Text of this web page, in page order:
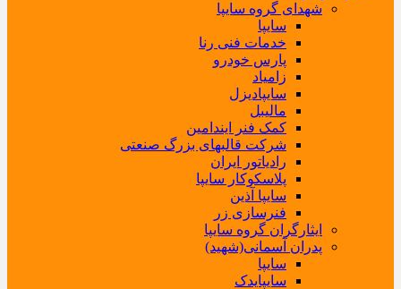
شهدای گروه سایپا
سایپا
خدمات فنی رنا
پارس خودرو
زامیاد
سایپادیزل
مالیبل
کمک فنر ایندامین
شرکت قالبهای بزرگ صنعتی
رادیاتور ایران
پلاسکوکار سایپا
سایپا آذین
فنرسازی زر
ایثارگران گروه سایپا
پدران آسمانی(شهید)
سایپا
سایپایدک